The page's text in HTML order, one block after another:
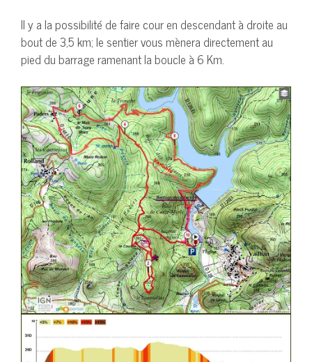
Il y a la possibilité de faire cour en descendant à droite au
bout de 3,5 km; le sentier vous mènera directement au
pied du barrage ramenant la boucle à 6 Km.